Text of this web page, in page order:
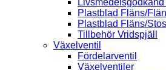
Plastblad Fläns/
Plastblad Fläns/Stos
Tillbehör Vridspjäll
Växelventil
Fördelarventil
Växelventiler